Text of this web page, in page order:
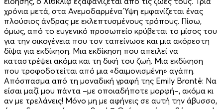
χρόνια μετά, στα Ανεμοδαρμένα Ύψη εμφανίζεται ένας
πλούσιος άνδρας με εκλεπτυσμένους τρόπους. Πίσω,
όμως, από το ευγενικό προσωπείο κρύβεται το μίσος του
για την οικογένεια που τον ταπείνωσε και μια ακόρεστη
δίψα για εκδίκηση. Μια εκδίκηση που απειλεί να
καταστρέψει ακόμα και τη δική του ζωή. Μια εκδίκηση
που τροφοδοτείται από μια «δαιμονισμένη» αγάπη.
Απόσπασμα από τη μοναδική γραφή της Emily Brontë: Να
είσαι μαζί μου πάντα –με οποιαδήποτε μορφή–, ακόμα κι
αν με τρελάνεις! Μόνο μη με αφήνεις σε αυτή την άβυσσο,